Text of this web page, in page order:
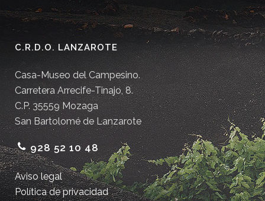
C.R.D.O. LANZAROTE
Casa-Museo del Campesino.
Carretera Arrecife-Tinajo, 8.
C.P. 35559 Mozaga
San Bartolomé de Lanzarote
928 52 10 48
Aviso legal
Política de privacidad